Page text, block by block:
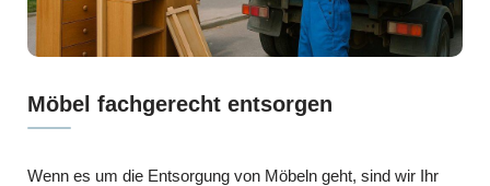
Möbel fachgerecht entsorgen
Wenn es um die Entsorgung von Möbeln geht, sind wir Ihr